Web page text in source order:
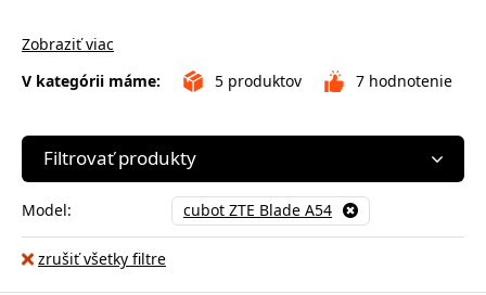
Zobraziť viac
V kategórii máme:
5 produktov 7 hodnotenie
Filtrovať produkty
Model: cubot ZTE Blade A54
zrušiť všetky filtre